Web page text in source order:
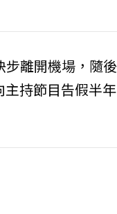
離開機場，隨
持節目告假半